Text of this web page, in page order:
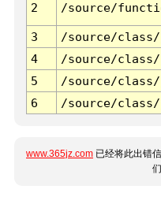
2 /source/
3 /source/
4
/source/
5
/source/
6
/source/
www.365jz.com 已经将此出错